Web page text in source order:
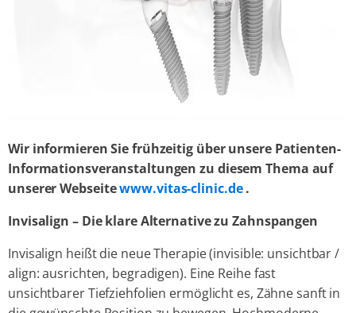
Wir informieren Sie frühzeitig über unsere Patienten-
Informationsveranstaltungen zu diesem Thema auf
unserer Webseitewww.vitas-clinic.de.
Invisalign – Die klare Alternative zu Zahnspangen
Invisalign heißt die neue Therapie (invisible: unsichtbar /
align: ausrichten, begradigen). Eine Reihe fast
unsichtbarer Tiefziehfolien ermöglicht es, Zähne sanft in